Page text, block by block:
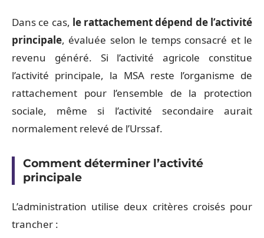
Dans ce cas, le rattachement dépend de l’activité
principale, évaluée selon le temps consacré et le
revenu généré. Si l’activité agricole constitue
l’activité principale, la MSA reste l’organisme de
rattachement pour l’ensemble de la protection
sociale, même si l’activité secondaire aurait
normalement relevé de l’Urssaf.
Comment déterminer l’activité
principale
L’administration utilise deux critères croisés pour
trancher :